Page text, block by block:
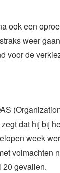
ook een
weer
voor de
dat hij bij
week
volmachten
20 gevallen.